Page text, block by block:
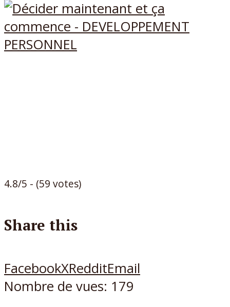
4.8/5 - (59 votes)
Share this
FacebookXRedditEmail
Nombre de vues: 179